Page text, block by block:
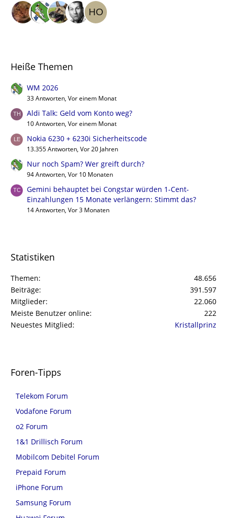
Heiße Themen
WM 2026
33 Antworten, Vor einem Monat
Aldi Talk: Geld vom Konto weg?
10 Antworten, Vor einem Monat
Nokia 6230 + 6230i Sicherheitscode
13.355 Antworten, Vor 20 Jahren
Nur noch Spam? Wer greift durch?
94 Antworten, Vor 10 Monaten
Gemini behauptet bei Congstar würden 1-Cent-
Einzahlungen 15 Monate verlängern: Stimmt das?
14 Antworten, Vor 3 Monaten
Statistiken
Themen
48.656
Beiträge
391.597
Mitglieder
22.060
Meiste Benutzer online
222
Neuestes Mitglied
Kristallprinz
Foren-Tipps
Telekom Forum
Vodafone Forum
o2 Forum
1&1 Drillisch Forum
Mobilcom Debitel Forum
Prepaid Forum
iPhone Forum
Samsung Forum